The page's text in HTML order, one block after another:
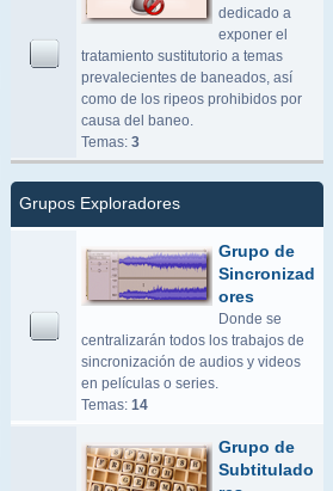
dedicado a
exponer el
tratamiento sustitutorio a temas
prevalecientes de baneados, así
como de los ripeos prohibidos por
causa del baneo.
Temas: 3
Grupos Exploradores
Grupo de
Sincronizad
ores
Donde se
centralizarán todos los trabajos de
sincronización de audios y videos
en películas o series.
Temas: 14
Grupo de
Subtitulado